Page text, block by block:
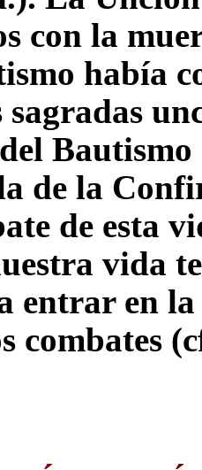
con la
había
Bautismo
de la
de esta
vida
entrar en la
combates